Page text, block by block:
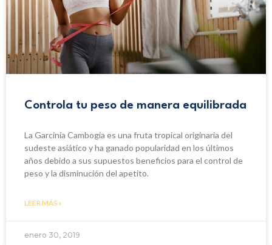
Controla tu peso de manera equilibrada
La Garcinia Cambogia es una fruta tropical originaria del
sudeste asiático y ha ganado popularidad en los últimos
años debido a sus supuestos beneficios para el control de
peso y la disminución del apetito.
LEER MÁS »
enero 30, 2019